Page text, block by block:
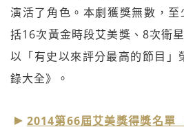
演活了角色。本劇獲獎無數，
括16次黃金時段艾美獎、8次衛
以「有史以來評分最高的節目」
錄大全》。
2014第66屆艾美獎得獎名單